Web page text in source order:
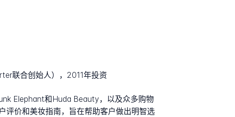
联合创始人），2011年投资
Elephant和Huda Beauty，以及众多购物
评价和美妆指南，旨在帮助客户做出明智选